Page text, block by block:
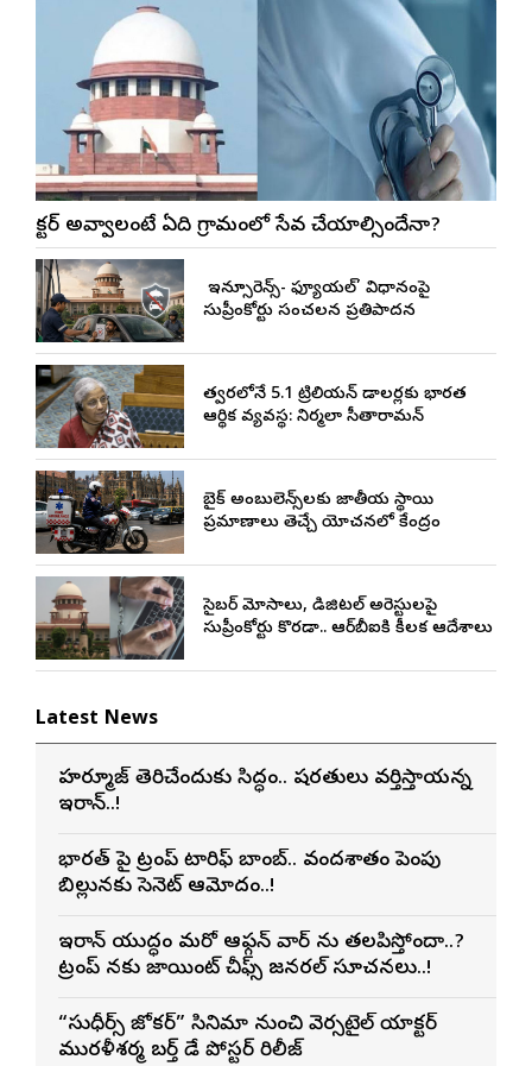
డాక్టర్ అవ్వాలంటే ఏడాది గ్రామంలో సేవ చేయాల్సిందేనా?
నో ఇన్సూరెన్స్-నో ఫ్యూయల్’ విధానంపై
సుప్రీంకోర్టు సంచలన ప్రతిపాదన
త్వరలోనే 5.1 ట్రిలియన్ డాలర్లకు భారత
ఆర్థిక వ్యవస్థ: నిర్మలా సీతారామన్
బైక్ అంబులెన్స్‌లకు జాతీయ స్థాయి
ప్రమాణాలు తెచ్చే యోచనలో కేంద్రం
సైబర్ మోసాలు, డిజిటల్ అరెస్టులపై
సుప్రీంకోర్టు కొరడా.. ఆర్‌బీఐకి కీలక ఆదేశాలు
Latest News
హర్మూజ్ తెరిచేందుకు సిద్ధం.. షరతులు వర్తిస్తాయన్న
ఇరాన్..!
భారత్ పై ట్రంప్ టారిఫ్ బాంబ్.. వందశాతం పెంపు
బిల్లునకు సెనెట్ ఆమోదం..!
ఇరాన్ యుద్ధం మరో ఆఫ్గన్ వార్ ను తలపిస్తోందా..?
ట్రంప్ నకు జాయింట్ చీఫ్స్ జనరల్ సూచనలు..!
“సుధీర్స్ జోకర్” సినిమా నుంచి వెర్సటైల్ యాక్టర్
మురళీశర్మ బర్త్ డే పోస్టర్ రిలీజ్